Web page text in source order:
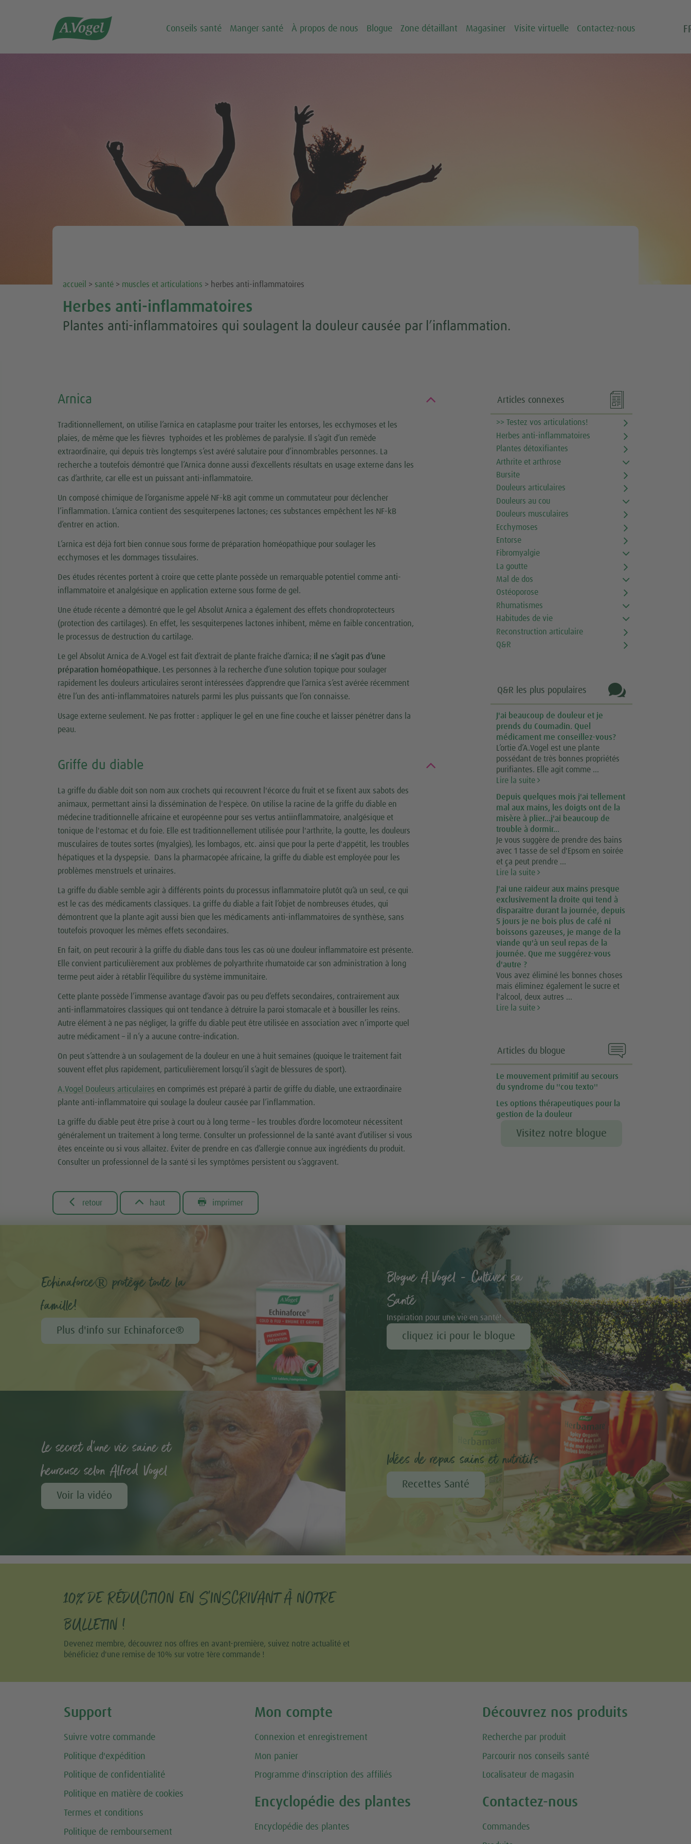
 Conseils santé Manger santé À propos de nous Blogue Zone détaillant Magasiner Visite virtuelle Contactez-nous
accueil > santé > muscles et articulations > herbes anti-inflammatoires
Herbes anti-inflammatoires
Plantes anti-inflammatoires qui soulagent la douleur causée par l’inflammation.
Arnica
Traditionnellement, on utilise l’arnica en cataplasme pour traiter les entorses, les ecchymoses et les
plaies, de même que les fièvres typhoïdes et les problèmes de paralysie. Il s’agit d’un remède
extraordinaire, qui depuis très longtemps s’est avéré salutaire pour d’innombrables personnes. La
recherche a toutefois démontré que l’Arnica donne aussi d’excellents résultats en usage externe dans les
cas d’arthrite, car elle est un puissant anti-inflammatoire.
Un composé chimique de l’organisme appelé NF-kB agit comme un commutateur pour déclencher
l’inflammation. L’arnica contient des sesquiterpenes lactones; ces substances empêchent les NF-kB
d’entrer en action.
L’arnica est déjà fort bien connue sous forme de préparation homéopathique pour soulager les
ecchymoses et les dommages tissulaires.
Des études récentes portent à croire que cette plante possède un remarquable potentiel comme anti-
inflammatoire et analgésique en application externe sous forme de gel.
Une étude récente a démontré que le gel Absolüt Arnica a également des effets chondroprotecteurs
(protection des cartilages). En effet, les sesquiterpenes lactones inhibent, même en faible concentration,
le processus de destruction du cartilage.
Le gel Absolüt Arnica de A.Vogel est fait d’extrait de plante fraîche d’arnica; il ne s’agit pas d’une
préparation homéopathique. Les personnes à la recherche d’une solution topique pour soulager
rapidement les douleurs articulaires seront intéressées d’apprendre que l’arnica s’est avérée récemment
être l’un des anti-inflammatoires naturels parmi les plus puissants que l’on connaisse.
Usage externe seulement. Ne pas frotter : appliquer le gel en une fine couche et laisser pénétrer dans la
peau.
Griffe du diable
La griffe du diable doit son nom aux crochets qui recouvrent l'écorce du fruit et se fixent aux sabots des
animaux, permettant ainsi la dissémination de l'espèce. On utilise la racine de la griffe du diable en
médecine traditionnelle africaine et européenne pour ses vertus antiinflammatoire, analgésique et
tonique de l'estomac et du foie. Elle est traditionnellement utilisée pour l'arthrite, la goutte, les douleurs
musculaires de toutes sortes (myalgies), les lombagos, etc. ainsi que pour la perte d'appétit, les troubles
hépatiques et la dyspepsie. Dans la pharmacopée africaine, la griffe du diable est employée pour les
problèmes menstruels et urinaires.
La griffe du diable semble agir à différents points du processus inflammatoire plutôt qu’à un seul, ce qui
est le cas des médicaments classiques. La griffe du diable a fait l’objet de nombreuses études, qui
démontrent que la plante agit aussi bien que les médicaments anti-inflammatoires de synthèse, sans
toutefois provoquer les mêmes effets secondaires.
En fait, on peut recourir à la griffe du diable dans tous les cas où une douleur inflammatoire est présente.
Elle convient particulièrement aux problèmes de polyarthrite rhumatoïde car son administration à long
terme peut aider à rétablir l’équilibre du système immunitaire.
Cette plante possède l’immense avantage d’avoir pas ou peu d’effets secondaires, contrairement aux
anti-inflammatoires classiques qui ont tendance à détruire la paroi stomacale et à bousiller les reins.
Autre élément à ne pas négliger, la griffe du diable peut être utilisée en association avec n’importe quel
autre médicament – il n’y a aucune contre-indication.
On peut s’attendre à un soulagement de la douleur en une à huit semaines (quoique le traitement fait
souvent effet plus rapidement, particulièrement lorsqu’il s’agit de blessures de sport).
A.Vogel Douleurs articulaires en comprimés est préparé à partir de griffe du diable, une extraordinaire
plante anti-inflammatoire qui soulage la douleur causée par l’inflammation.
La griffe du diable peut être prise à court ou à long terme – les troubles d’ordre locomoteur nécessitent
généralement un traitement à long terme. Consulter un professionnel de la santé avant d’utiliser si vous
êtes enceinte ou si vous allaitez. Éviter de prendre en cas d’allergie connue aux ingrédients du produit.
Consulter un professionnel de la santé si les symptômes persistent ou s’aggravent.

Articles connexes
>> Testez vos articulations!
Herbes anti-inflammatoires
Plantes détoxifiantes
Arthrite et arthrose
Bursite
Douleurs articulaires
Douleurs au cou
Douleurs musculaires
Ecchymoses
Entorse
Fibromyalgie
La goutte
Mal de dos
Ostéoporose
Rhumatismes
Habitudes de vie
Reconstruction articulaire
Q&R
Q&R les plus populaires 
J'ai beaucoup de douleur et je
prends du Coumadin. Quel
médicament me conseillez-vous?
L’ortie d’A.Vogel est une plante
possédant de très bonnes propriétés
purifiantes. Elle agit comme ...
Lire la suite
Depuis quelques mois j'ai tellement
mal aux mains, les doigts ont de la
misère à plier...j'ai beaucoup de
trouble à dormir...
Je vous suggère de prendre des bains
avec 1 tasse de sel d'Epsom en soirée
et ça peut prendre ...
Lire la suite
J'ai une raideur aux mains presque
exclusivement la droite qui tend à
disparaitre durant la journée, depuis
5 jours je ne bois plus de café ni
boissons gazeuses, je mange de la
viande qu'à un seul repas de la
journée. Que me suggérez-vous
d'autre ?
Vous avez éliminé les bonnes choses
mais éliminez également le sucre et
l'alcool, deux autres ...
Lire la suite

Articles du blogue
Le mouvement primitif au secours
du syndrome du ''cou texto''
Les options thérapeutiques pour la
gestion de la douleur
Visitez notre blogue
 retour  haut  imprimer
Echinaforce® protège toute la
famille!
Plus d'info sur Echinaforce®
Blogue A.Vogel - Cultiver sa
Santé
Inspiration pour une vie en santé!
cliquez ici pour le blogue
Le secret d'une vie saine et
heureuse selon Alfred Vogel
Voir la vidéo
Idées de repas sains et nutritifs
Recettes Santé
10% DE RÉDUCTION EN S'INSCRIVANT À NOTRE
BULLETIN !
Devenez membre, découvrez nos offres en avant-première, suivez notre actualité et
bénéficiez d'une remise de 10% sur votre 1ère commande !
Support
Suivre votre commande
Politique d'expédition
Politique de confidentialité
Politique en matière de cookies
Termes et conditions
Politique de remboursement
Mon compte
Connexion et enregistrement
Mon panier
Programme d'inscription des affiliés
Encyclopédie des plantes
Encyclopédie des plantes
Découvrez nos produits
Recherche par produit
Parcourir nos conseils santé
Localisateur de magasin
Contactez-nous
Commandes